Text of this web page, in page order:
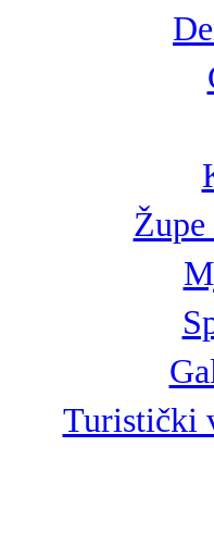
Turistički